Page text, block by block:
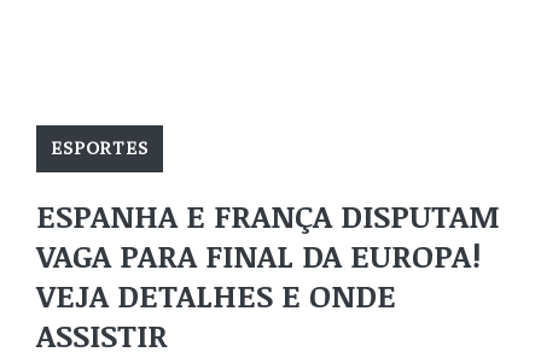
ESPORTES
ESPANHA E FRANÇA DISPUTAM
VAGA PARA FINAL DA EUROPA!
VEJA DETALHES E ONDE
ASSISTIR